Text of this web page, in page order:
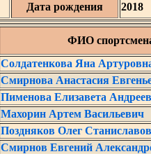
Дата рождения
2018
ФИО
Солдатенкова Яна
Смирнова Анастасия
Пименова Елизавета
Махорин Артем Васильевич
Поздняков Олег
Смирнов Евгений